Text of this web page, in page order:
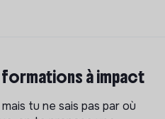
à impact
tu ne sais pas par où